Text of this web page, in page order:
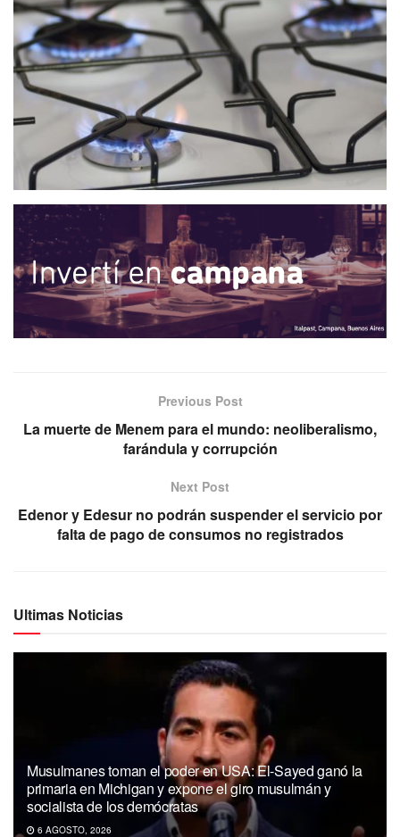
Previous Post
La muerte de Menem para el mundo: neoliberalismo,
farándula y corrupción
Next Post
Edenor y Edesur no podrán suspender el servicio por
falta de pago de consumos no registrados
Ultimas Noticias
Musulmanes toman el poder en USA: El-Sayed ganó la
primaria en Michigan y expone el giro musulmán y
socialista de los demócratas
6 AGOSTO, 2026